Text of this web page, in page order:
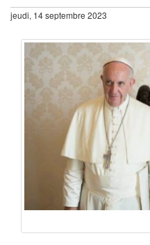
jeudi, 14 septembre 2023